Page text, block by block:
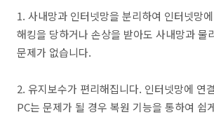
1. 사내망과 인터넷망을 분리하여 인터넷망
해킹을 당하거나 손상을 받아도 사내망과 물
문제가 없습니다.
2. 유지보수가 편리해집니다. 인터넷망에 연
PC는 문제가 될 경우 복원 기능을 통하여 쉽